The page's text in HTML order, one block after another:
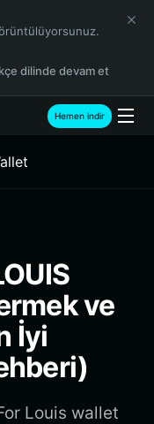
dilinde devam et
Hemen indir
ve
İyi
Louis wallet